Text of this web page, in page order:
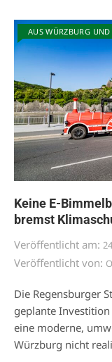
AUS WÜRZBURG
Keine E-
bremst
Veröffentlicht am:
Veröffentlicht von:
Die Regensburger
geplante
eine moderne,
Würzburg nicht